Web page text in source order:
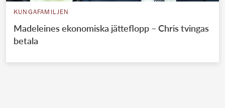
KUNGAFAMILJEN
Madeleines ekonomiska jätteflopp – Chris tvingas
betala